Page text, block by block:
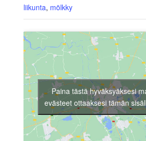
liikunta, mölkky
Paina tästä hyväksyäksesi
evästeet ottaaksesi tämän